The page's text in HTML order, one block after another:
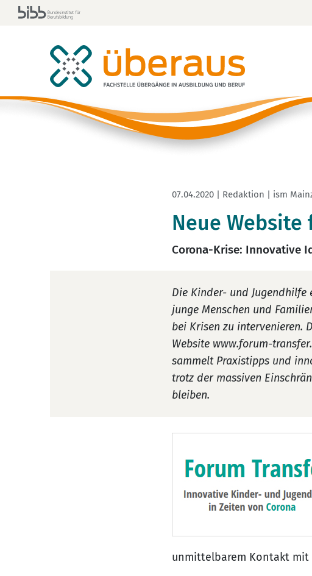
07.04.2020 | Redaktion | ism
Neue Website
Corona-Krise: Innovative
Die Kinder- und Jugendhilfe
junge Menschen und
bei Krisen zu intervenieren.
Website www.forum-
sammelt Praxistipps und
trotz der massiven
bleiben.
unmittelbarem Kontakt mit